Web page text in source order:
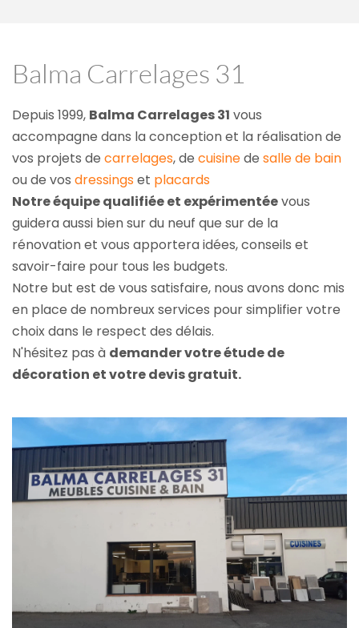
Balma Carrelages 31
Depuis 1999, Balma Carrelages 31 vous
accompagne dans la conception et la réalisation de
vos projets de carrelages, de cuisine de salle de bain
ou de vos dressings et placards
Notre équipe qualifiée et expérimentée vous
guidera aussi bien sur du neuf que sur de la
rénovation et vous apportera idées, conseils et
savoir-faire pour tous les budgets.
Notre but est de vous satisfaire, nous avons donc mis
en place de nombreux services pour simplifier votre
choix dans le respect des délais.
N'hésitez pas à demander votre étude de
décoration et votre devis gratuit.